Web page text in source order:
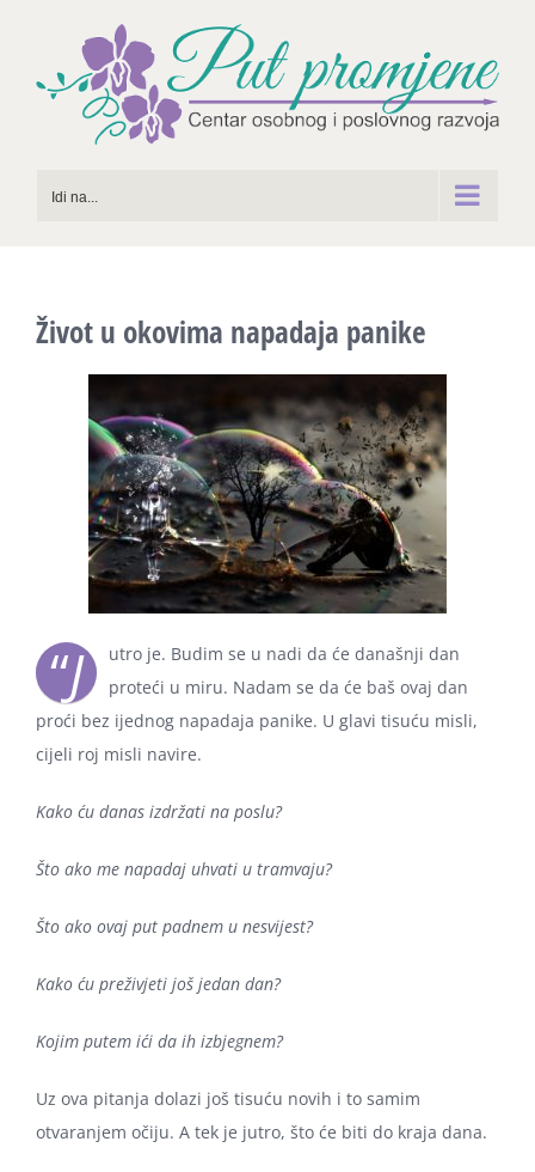
content
Idi na...
Život u okovima napadaja panike
“J
utro je. Budim se u nadi da će današnji dan
proteći u miru. Nadam se da će baš ovaj dan
proći bez ijednog napadaja panike. U glavi tisuću misli,
cijeli roj misli navire.
Kako ću danas izdržati na poslu?
Što ako me napadaj uhvati u tramvaju?
Što ako ovaj put padnem u nesvijest?
Kako ću preživjeti još jedan dan?
Kojim putem ići da ih izbjegnem?
Uz ova pitanja dolazi još tisuću novih i to samim
otvaranjem očiju. A tek je jutro, što će biti do kraja dana.